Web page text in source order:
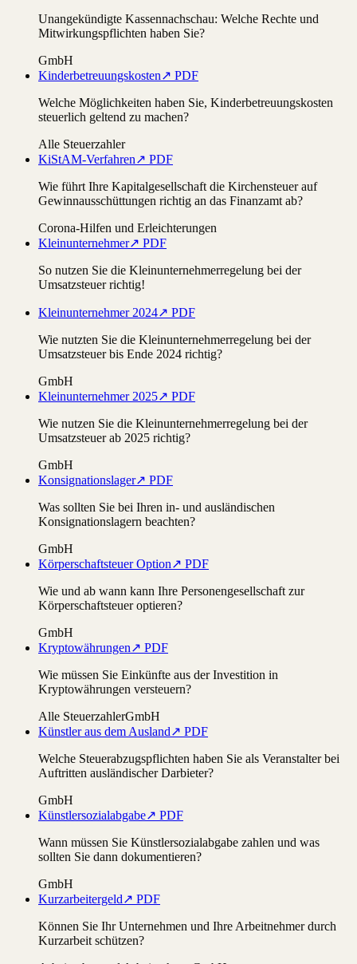
Unangekündigte Kassennachschau: Welche Rechte und
Mitwirkungspflichten haben Sie?
GmbH
Kinderbetreuungskosten↗ PDF
Welche Möglichkeiten haben Sie, Kinderbetreuungskosten
steuerlich geltend zu machen?
Alle Steuerzahler
KiStAM-Verfahren↗ PDF
Wie führt Ihre Kapitalgesellschaft die Kirchensteuer auf
Gewinnausschüttungen richtig an das Finanzamt ab?
Corona-Hilfen und Erleichterungen
Kleinunternehmer↗ PDF
So nutzen Sie die Kleinunternehmerregelung bei der
Umsatzsteuer richtig!
Kleinunternehmer 2024↗ PDF
Wie nutzten Sie die Kleinunternehmerregelung bei der
Umsatzsteuer bis Ende 2024 richtig?
GmbH
Kleinunternehmer 2025↗ PDF
Wie nutzen Sie die Kleinunternehmerregelung bei der
Umsatzsteuer ab 2025 richtig?
GmbH
Konsignationslager↗ PDF
Was sollten Sie bei Ihren in- und ausländischen
Konsignationslagern beachten?
GmbH
Körperschaftsteuer Option↗ PDF
Wie und ab wann kann Ihre Personengesellschaft zur
Körperschaftsteuer optieren?
GmbH
Kryptowährungen↗ PDF
Wie müssen Sie Einkünfte aus der Investition in
Kryptowährungen versteuern?
Alle SteuerzahlerGmbH
Künstler aus dem Ausland↗ PDF
Welche Steuerabzugspflichten haben Sie als Veranstalter bei
Auftritten ausländischer Darbieter?
GmbH
Künstlersozialabgabe↗ PDF
Wann müssen Sie Künstlersozialabgabe zahlen und was
sollten Sie dann dokumentieren?
GmbH
Kurzarbeitergeld↗ PDF
Können Sie Ihr Unternehmen und Ihre Arbeitnehmer durch
Kurzarbeit schützen?